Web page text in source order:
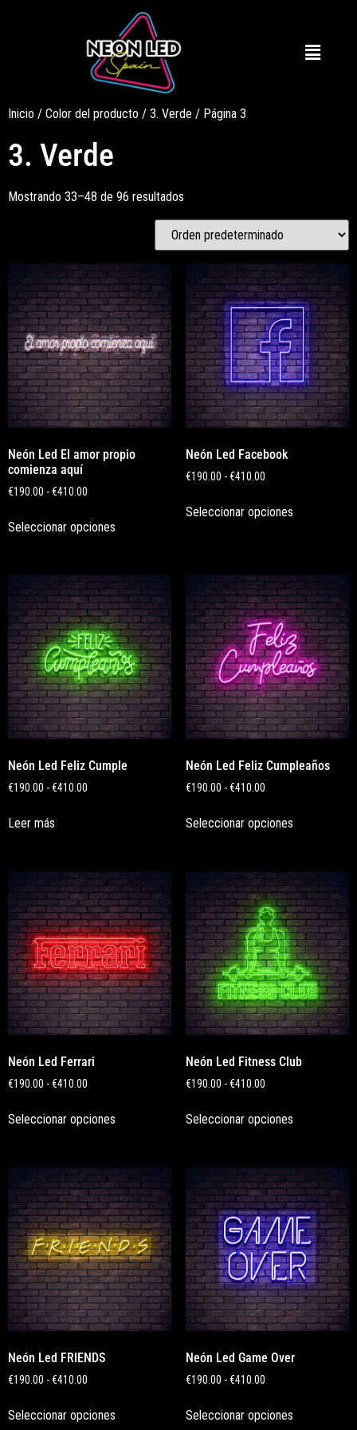
Inicio / Color del producto / 3. Verde / Página 3
3. Verde
Mostrando 33–48 de 96 resultados
Neón Led El amor propio
comienza aquí
€190.00 -€410.00
Seleccionar opciones
Neón Led Facebook
€190.00 - €410.00
Seleccionar opciones
Neón Led Feliz Cumple
€190.00 -€410.00
Leer más
Neón Led Feliz Cumpleaños
€190.00 - €410.00
Seleccionar opciones
Neón Led Ferrari
€190.00 -€410.00
Seleccionar opciones
Neón Led Fitness Club
€190.00 - €410.00
Seleccionar opciones
Neón Led FRIENDS
€190.00 -€410.00
Seleccionar opciones
Neón Led Game Over
€190.00 - €410.00
Seleccionar opciones